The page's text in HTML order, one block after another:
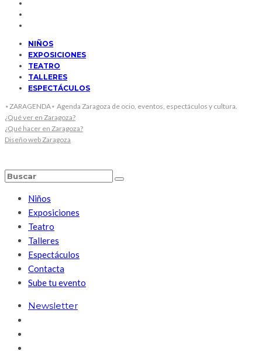
NIÑOS
EXPOSICIONES
TEATRO
TALLERES
ESPECTÁCULOS
⋆ZARAGENDA⋆ Agenda Zaragoza de ocio, eventos, espectáculos y cultura.
¿Qué ver en Zaragoza?
¿Qué hacer en Zaragoza?
Diseño web Zaragoza
Niños
Exposiciones
Teatro
Talleres
Espectáculos
Contacta
Sube tu evento
Newsletter